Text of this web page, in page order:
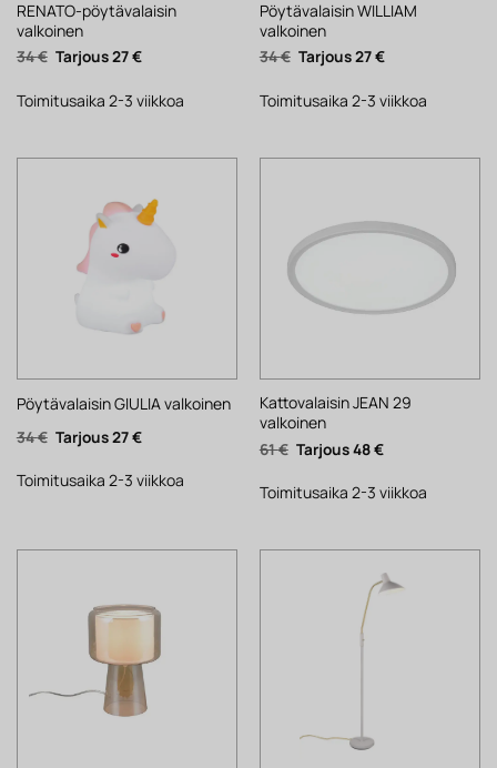
RENATO-pöytävalaisin
valkoinen
34€ Alkuperäinen
hinta
34 €.
27€Nykyinen
27 €.
Toimitusaika 2-3 viikkoa
Pöytävalaisin WILLIAM
valkoinen
34€ Alkuperäinen
hinta
34 €.
27€Nykyinen
27 €.
Toimitusaika 2-3 viikkoa
Pöytävalaisin GIULIA valkoinen
34€ Alkuperäinen
hinta
34 €.
27€Nykyinen
27 €.
Toimitusaika 2-3 viikkoa
Kattovalaisin JEAN 29
valkoinen
61€ Alkuperäinen
hinta
61 €.
48€Nykyinen
48 €.
Toimitusaika 2-3 viikkoa